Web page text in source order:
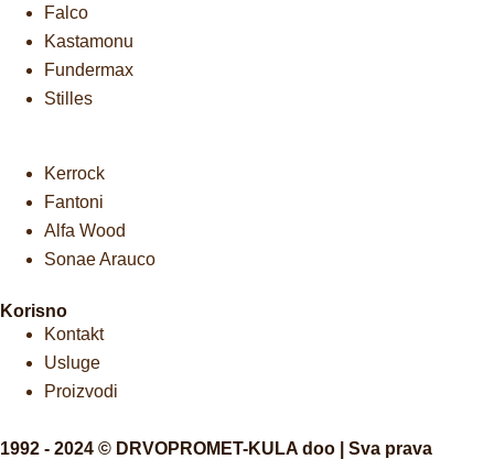
Falco
Kastamonu
Fundermax
Stilles
Kerrock
Fantoni
Alfa Wood
Sonae Arauco
Korisno
Kontakt
Usluge
Proizvodi
1992 - 2024 © DRVOPROMET-KULA doo | Sva prava